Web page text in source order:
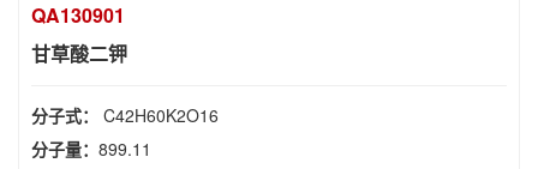
QA130901
甘草酸二钾
分子式： C42H60K2O16
分子量： 899.11